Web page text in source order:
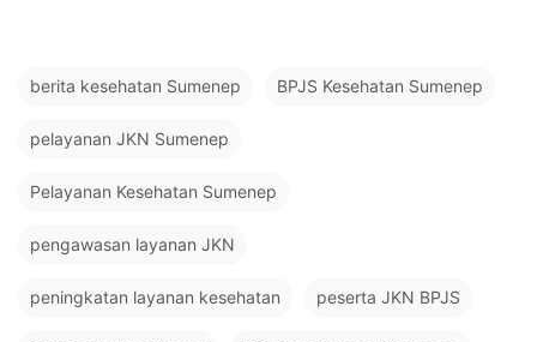
berita kesehatan Sumenep BPJS Kesehatan Sumenep
pelayanan JKN Sumenep
Pelayanan Kesehatan Sumenep
pengawasan layanan JKN
peningkatan layanan kesehatan peserta JKN BPJS